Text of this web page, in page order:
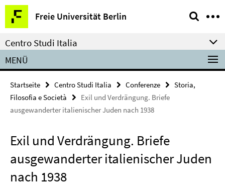
Springe
direkt
zu
Inhalt
Freie Universität Berlin
Service-
Navigation
Centro Studi Italia
MENÜ
Startseite Centro Studi Italia Conferenze
Storia,
Filosofia e Società
Exil und Verdrängung. Briefe
ausgewanderter italienischer Juden nach 1938
Exil und Verdrängung. Briefe
ausgewanderter italienischer Juden
nach 1938